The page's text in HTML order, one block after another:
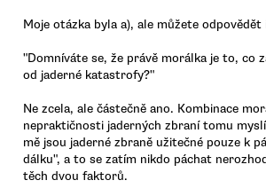
Moje otázka byla a), ale můžete
"Domníváte se, že právě morálka je to, co
od jaderné katastrofy?"
Ne zcela, ale částečně ano. Kombinace
nepraktičnosti jaderných zbraní tomu
mě jsou jaderné zbraně užitečné pouze k
dálku", a to se zatím nikdo páchat
těch dvou faktorů.